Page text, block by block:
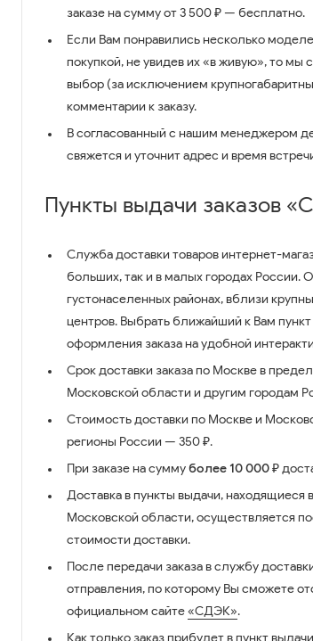
заказе на сумму от 3 500 ₽ — бесплатно.
Если Вам понравились несколько
покупкой, не увидев их «в живую», то
выбор (за исключением
комментарии к заказу.
В согласованный с нашим менеджером
свяжется и уточнит адрес и время
Пункты выдачи заказов
Служба доставки товаров интернет-
больших, так и в малых городах России.
густонаселенных районах, вблизи
центров. Выбрать ближайший к Вам
оформления заказа на удобной
Срок доставки заказа по Москве в
Московской области и другим городам
Стоимость доставки по Москве и
регионы России — 350 ₽.
При заказе на суммуболее 10 000 ₽
Доставка в пункты выдачи, находящиеся
Московской области, осуществляется
стоимости доставки.
После передачи заказа в службу
отправления, по которому Вы сможете
официальном сайте«СДЭК».